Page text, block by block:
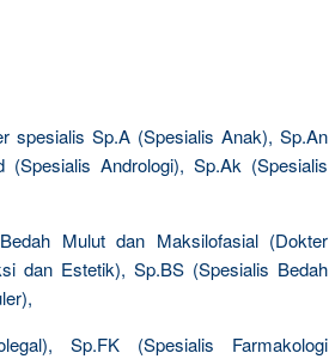
spesialis Sp.A (Spesialis Anak), Sp.An
Andrologi), Sp.Ak (Spesialis
Mulut dan Maksilofasial (Dokter
dan Estetik), Sp.BS (Spesialis Bedah
Sp.FK (Spesialis Farmakologi